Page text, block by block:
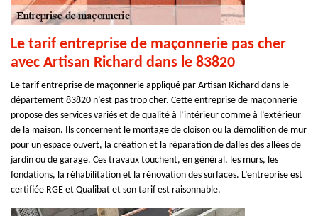
Le tarif entreprise de maçonnerie pas cher
avec Artisan Richard dans le 83820
Le tarif entreprise de maçonnerie appliqué par Artisan Richard dans le
département 83820 n’est pas trop cher. Cette entreprise de maçonnerie
propose des services variés et de qualité à l’intérieur comme à l’extérieur
de la maison. Ils concernent le montage de cloison ou la démolition de mur
pour un espace ouvert, la création et la réparation de dalles des allées de
jardin ou de garage. Ces travaux touchent, en général, les murs, les
fondations, la réhabilitation et la rénovation des surfaces. L’entreprise est
certifiée RGE et Qualibat et son tarif est raisonnable.